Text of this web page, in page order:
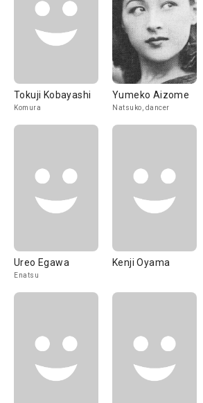
Tokuji Kobayashi
Komura
Yumeko Aizome
Natsuko, dancer
Ureo Egawa
Enatsu
Kenji Oyama